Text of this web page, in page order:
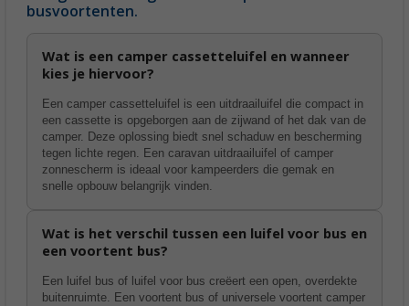
busvoortenten.
Wat is een camper cassetteluifel en wanneer
kies je hiervoor?
Een camper cassetteluifel is een uitdraailuifel die compact in
een cassette is opgeborgen aan de zijwand of het dak van de
camper. Deze oplossing biedt snel schaduw en bescherming
tegen lichte regen. Een caravan uitdraailuifel of camper
zonnescherm is ideaal voor kampeerders die gemak en
snelle opbouw belangrijk vinden.
Wat is het verschil tussen een luifel voor bus en
een voortent bus?
Een luifel bus of luifel voor bus creëert een open, overdekte
buitenruimte. Een voortent bus of universele voortent camper